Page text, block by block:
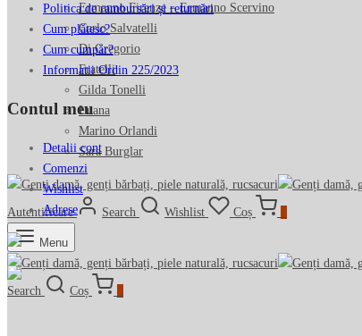
Ermanno Firenze – Ermanno Scervino
Carlo Salvatelli
Di Gregorio
Fratelli
Gilda Tonelli
Luana
Marino Orlandi
Sara Burglar
Autentificare Search Wishlist Coș
Menu
Search Coș
Politica de rambursări și returnări
Cum plătesc?
Cum cumpăr?
Informatii Ordin 225/2023
Contul meu
Detalii cont
Comenzi
Wishlist
Adrese